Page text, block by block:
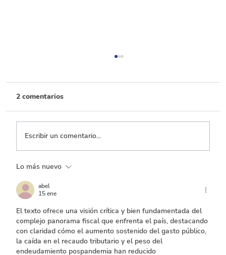
los sectores con mayor inversión
2 comentarios
Escribir un comentario...
Lo más nuevo
abel
15 ene
El texto ofrece una visión crítica y bien fundamentada del
complejo panorama fiscal que enfrenta el país, destacando
con claridad cómo el aumento sostenido del gasto público,
la caída en el recaudo tributario y el peso del
endeudamiento pospandemia han reducido